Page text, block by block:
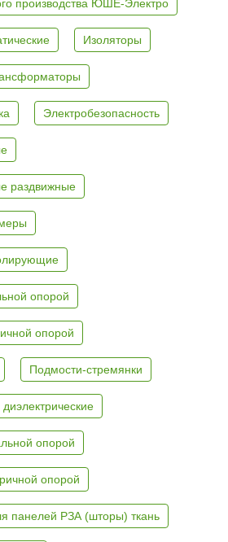
производства ЮШЕ-Электро
Изоляторы
Электробезопасность
раздвижные
опорой
опорой
Подмости-стремянки
опорой
опорой
панелей РЗА (шторы) ткань